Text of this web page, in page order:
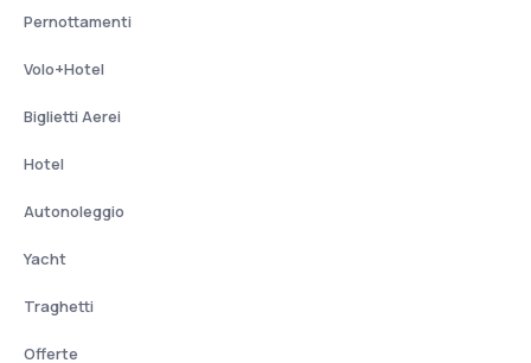
Pernottamenti
Volo+Hotel
Biglietti Aerei
Hotel
Autonoleggio
Yacht
Traghetti
Offerte